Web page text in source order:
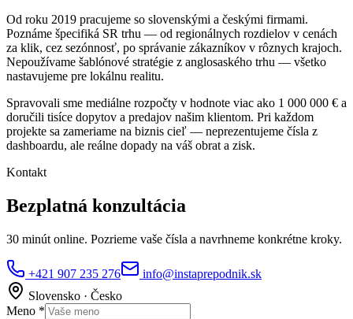
Od roku 2019 pracujeme so slovenskými a českými firmami.
Poznáme špecifiká SR trhu — od regionálnych rozdielov v cenách
za klik, cez sezónnosť, po správanie zákazníkov v rôznych krajoch.
Nepoužívame šablónové stratégie z anglosaského trhu — všetko
nastavujeme pre lokálnu realitu.
Spravovali sme mediálne rozpočty v hodnote viac ako 1 000 000 € a
doručili tisíce dopytov a predajov našim klientom. Pri každom
projekte sa zameriame na biznis cieľ — neprezentujeme čísla z
dashboardu, ale reálne dopady na váš obrat a zisk.
Kontakt
Bezplatná konzultácia
30 minút online. Pozrieme vaše čísla a navrhneme konkrétne kroky.
+421 907 235 276
info@instaprepodnik.sk
Slovensko · Česko
Meno *